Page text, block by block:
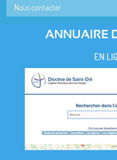
Nous contacter
ANNUAIRE
EN